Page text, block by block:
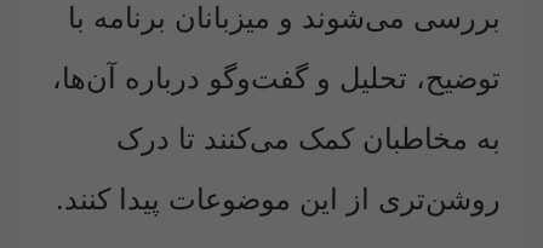
بررسی می‌شوند و میزبانان برنامه با
توضیح، تحلیل و گفت‌وگو درباره آن‌ها،
به مخاطبان کمک می‌کنند تا درک
روشن‌تری از این موضوعات پیدا کنند.